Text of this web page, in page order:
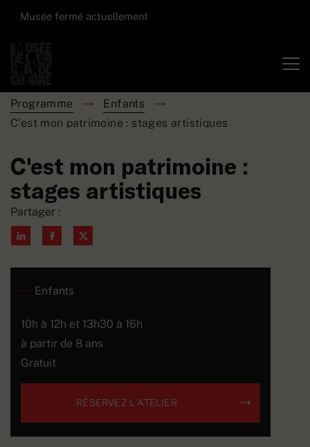
Musée fermé actuellement
Partager :
Enfants
10h à 12h et 13h30 à 16h
à partir de 8 ans
Gratuit
RÉSERVEZ L'ATELIER
Programme
Enfants
C’est mon patrimoine : stages artistiques
C'est mon patrimoine :
stages artistiques